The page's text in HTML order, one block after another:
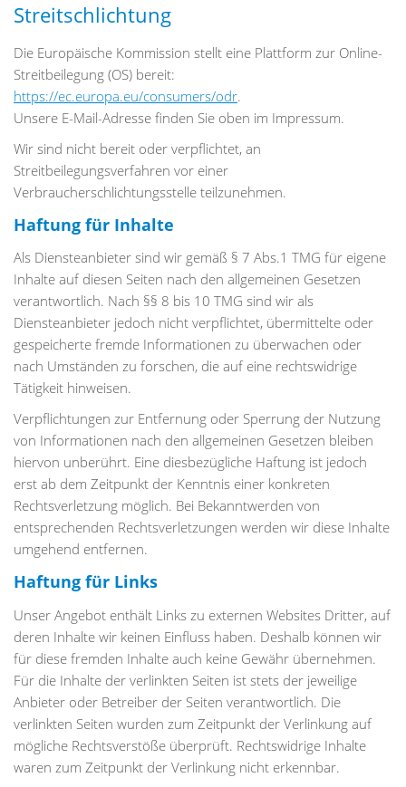
Streitschlichtung
Die Europäische Kommission stellt eine Plattform zur Online-
Streitbeilegung (OS) bereit:
https://ec.europa.eu/consumers/odr.
Unsere E-Mail-Adresse finden Sie oben im Impressum.
Wir sind nicht bereit oder verpflichtet, an
Streitbeilegungsverfahren vor einer
Verbraucherschlichtungsstelle teilzunehmen.
Haftung für Inhalte
Als Diensteanbieter sind wir gemäß § 7 Abs.1 TMG für eigene
Inhalte auf diesen Seiten nach den allgemeinen Gesetzen
verantwortlich. Nach §§ 8 bis 10 TMG sind wir als
Diensteanbieter jedoch nicht verpflichtet, übermittelte oder
gespeicherte fremde Informationen zu überwachen oder
nach Umständen zu forschen, die auf eine rechtswidrige
Tätigkeit hinweisen.
Verpflichtungen zur Entfernung oder Sperrung der Nutzung
von Informationen nach den allgemeinen Gesetzen bleiben
hiervon unberührt. Eine diesbezügliche Haftung ist jedoch
erst ab dem Zeitpunkt der Kenntnis einer konkreten
Rechtsverletzung möglich. Bei Bekanntwerden von
entsprechenden Rechtsverletzungen werden wir diese Inhalte
umgehend entfernen.
Haftung für Links
Unser Angebot enthält Links zu externen Websites Dritter, auf
deren Inhalte wir keinen Einfluss haben. Deshalb können wir
für diese fremden Inhalte auch keine Gewähr übernehmen.
Für die Inhalte der verlinkten Seiten ist stets der jeweilige
Anbieter oder Betreiber der Seiten verantwortlich. Die
verlinkten Seiten wurden zum Zeitpunkt der Verlinkung auf
mögliche Rechtsverstöße überprüft. Rechtswidrige Inhalte
waren zum Zeitpunkt der Verlinkung nicht erkennbar.